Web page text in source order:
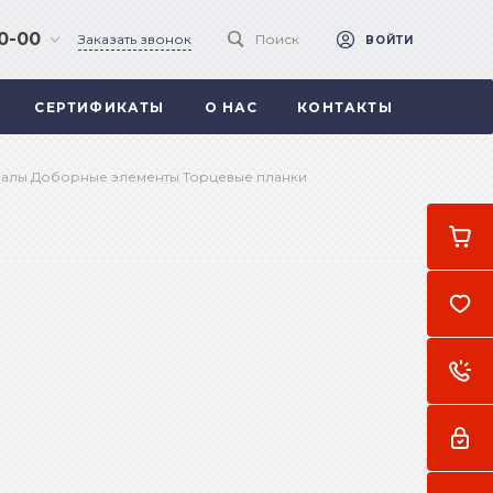
00 Заказать звонок Поиск ВОЙТИ
СЕРТИФИКАТЫ О НАС КОНТАКТЫ
Доборные элементы Торцевые планки